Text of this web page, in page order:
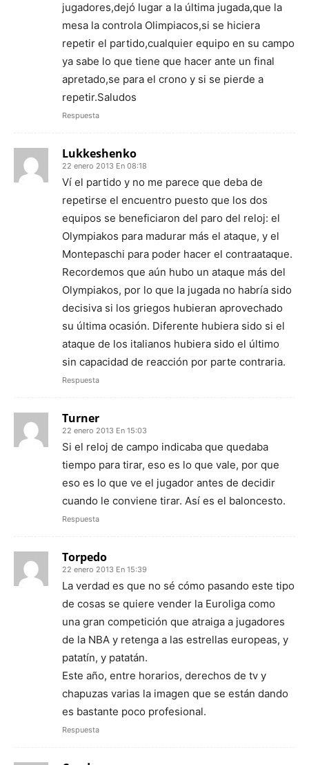
jugadores,dejó lugar a la última jugada,que la
mesa la controla Olimpiacos,si se hiciera
repetir el partido,cualquier equipo en su campo
ya sabe lo que tiene que hacer ante un final
apretado,se para el crono y si se pierde a
repetir.Saludos
Respuesta
Lukkeshenko
22 enero 2013 En 08:18
Ví el partido y no me parece que deba de
repetirse el encuentro puesto que los dos
equipos se beneficiaron del paro del reloj: el
Olympiakos para madurar más el ataque, y el
Montepaschi para poder hacer el contraataque.
Recordemos que aún hubo un ataque más del
Olympiakos, por lo que la jugada no habría sido
decisiva si los griegos hubieran aprovechado
su última ocasión. Diferente hubiera sido si el
ataque de los italianos hubiera sido el último
sin capacidad de reacción por parte contraria.
Respuesta
Turner
22 enero 2013 En 15:03
Si el reloj de campo indicaba que quedaba
tiempo para tirar, eso es lo que vale, por que
eso es lo que ve el jugador antes de decidir
cuando le conviene tirar. Así es el baloncesto.
Respuesta
Torpedo
22 enero 2013 En 15:39
La verdad es que no sé cómo pasando este tipo
de cosas se quiere vender la Euroliga como
una gran competición que atraiga a jugadores
de la NBA y retenga a las estrellas europeas, y
patatín, y patatán.
Este año, entre horarios, derechos de tv y
chapuzas varias la imagen que se están dando
es bastante poco profesional.
Respuesta